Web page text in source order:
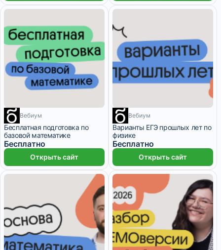
1 месяцВебиум
Бесплатная подготовка по
базовой математике
Бесплатно
Открыть сайт
1 месяцВебиум
Варианты ЕГЭ прошлых лет по
физике
Бесплатно
Открыть сайт